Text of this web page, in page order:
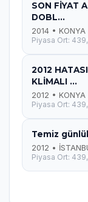
SON FİYAT
DOBL...
2014 • KONYA
Piyasa Ort:
2012
KLİMALI ...
2012 • KONYA
Piyasa Ort:
Temiz
2012 •
Piyasa Ort: